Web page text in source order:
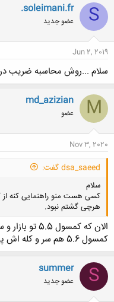
S
.soleimani.fr
عضو جدید
Jun 2, 2019
سلام ...روش محاسبه ضریب
M
md_azizian
عضو
Nov 3, 2020
dsa_saeed گفت:
سلام
هرچی گشتم نبود.
کمسول 5.6 هم سر و کله اش پیدا شده یا به همین زودیها پیداش میشه
S
summer
عضو جدید